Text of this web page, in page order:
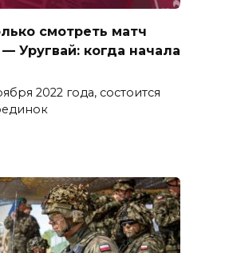
смотреть матч
Уругвай: когда начала
2022 года, состоится